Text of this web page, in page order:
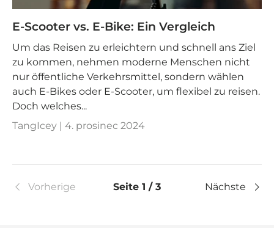
E-Scooter vs. E-Bike: Ein Vergleich
Um das Reisen zu erleichtern und schnell ans Ziel
zu kommen, nehmen moderne Menschen nicht
nur öffentliche Verkehrsmittel, sondern wählen
auch E-Bikes oder E-Scooter, um flexibel zu reisen.
Doch welches...
TangIcey | 4. prosinec 2024
Vorherige Seite 1 / 3 Nächste